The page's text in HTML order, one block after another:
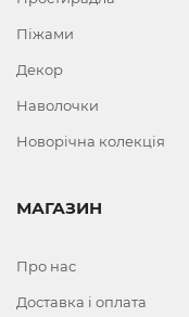
Піжами
Декор
Наволочки
Новорічна колекція
МАГАЗИН
Про нас
Доставка і оплата